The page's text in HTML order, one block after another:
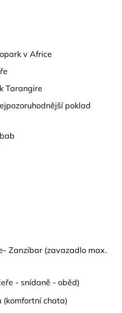
v Africe
Tarangire
poklad
Zanzibar (zavazadlo max.
- snídaně - oběd)
(komfortní chata)